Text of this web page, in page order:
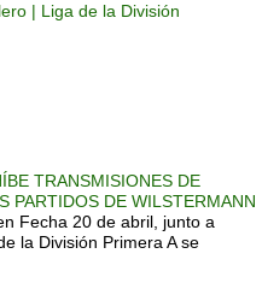
| Liga de la División
TRANSMISIONES DE
PARTIDOS DE WILSTERMANN
Fecha 20 de abril, junto a
la División Primera A se